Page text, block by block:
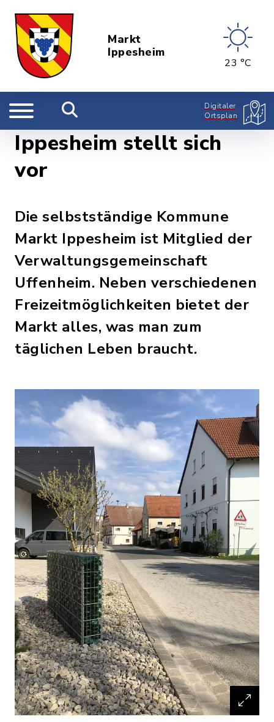
Markt
Ippesheim
23 °C
Digitaler
Ortsplan
Ippesheim stellt sich
vor
Die selbstständige Kommune
Markt Ippesheim ist Mitglied der
Verwaltungsgemeinschaft
Uffenheim. Neben verschiedenen
Freizeitmöglichkeiten bietet der
Markt alles, was man zum
täglichen Leben braucht.